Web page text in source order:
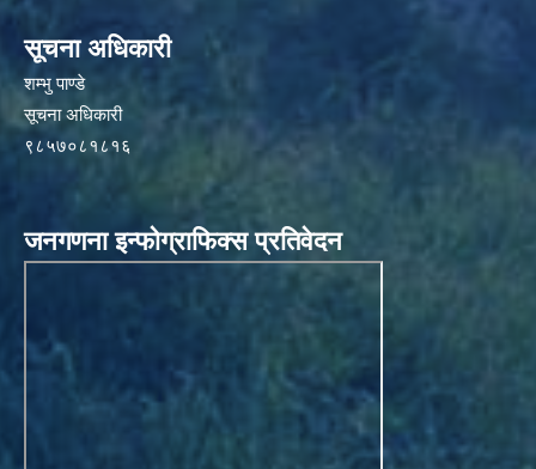
सूचना अधिकारी
शम्भु पाण्डे
सूचना अधिकारी
९८५७०८१८१६
जनगणना इन्फोग्राफिक्स प्रतिवेदन